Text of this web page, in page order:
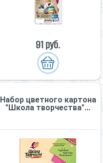
91 руб.
Набор цветного картона
"Школа творчества"...